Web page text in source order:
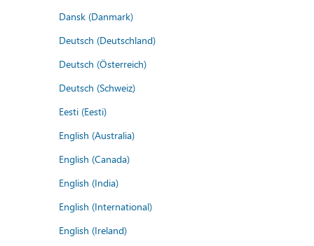
Dansk (Danmark)
Deutsch (Deutschland)
Deutsch (Österreich)
Deutsch (Schweiz)
Eesti (Eesti)
English (Australia)
English (Canada)
English (India)
English (International)
English (Ireland)